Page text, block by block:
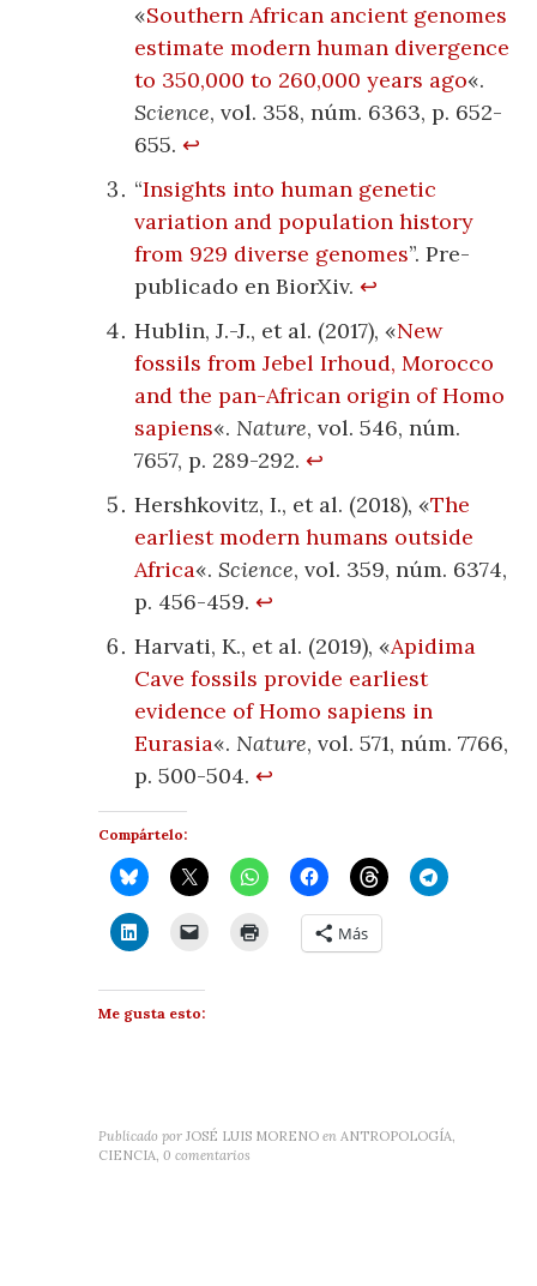
«Southern African ancient genomes
estimate modern human divergence
to 350,000 to 260,000 years ago«.
Science, vol. 358, núm. 6363, p. 652-
655.↩
“Insights into human genetic
variation and population history
from 929 diverse genomes”. Pre-
publicado en BiorXiv.↩
Hublin, J.-J., et al. (2017), «New
fossils from Jebel Irhoud, Morocco
and the pan-African origin of Homo
sapiens«. Nature, vol. 546, núm.
7657, p. 289-292.↩
Hershkovitz, I., et al. (2018), «The
earliest modern humans outside
Africa«.Science, vol. 359, núm. 6374,
p. 456-459.↩
Harvati, K., et al. (2019), «Apidima
Cave fossils provide earliest
evidence of Homo sapiens in
Eurasia«. Nature, vol. 571, núm. 7766,
p. 500-504.↩
Compártelo:
Más
Me gusta esto:
Publicado por JOSÉ LUIS MORENO en ANTROPOLOGÍA,
CIENCIA,0 comentarios